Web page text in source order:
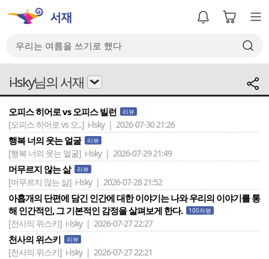
i-lsky님의 서재
오피스 히어로 vs 오피스 빌런 리뷰
[오피스 히어로 vs 오..] i-lsky | 2026-07-30 21:26
행복 너의 웃는 얼굴 리뷰
[행복 너의 웃는 얼굴] i-lsky | 2026-07-29 21:49
머무르지 않는 삶 리뷰
[머무르지 않는 삶] i-lsky | 2026-07-28 21:52
아홉개의 단편에 담긴 인간에 대한 이야기는 나와 우리의 이야기를 통
해 인간적인, 그 기본적인 감정을 살펴보게 한다.
100자평
[천사의 위스키] i-lsky | 2026-07-27 22:27
천사의 위스키 리뷰
[천사의 위스키] i-lsky | 2026-07-27 22:21